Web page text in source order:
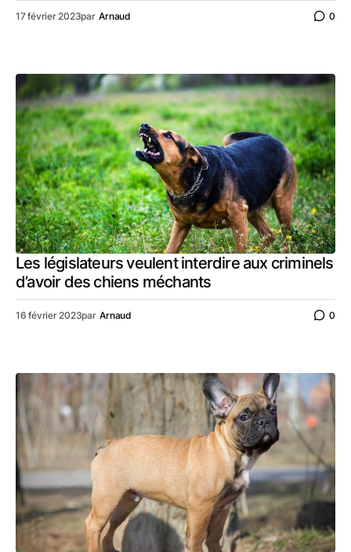
17 février 2023par Arnaud 0
Les législateurs veulent interdire aux criminels
d’avoir des chiens méchants
16 février 2023par Arnaud 0